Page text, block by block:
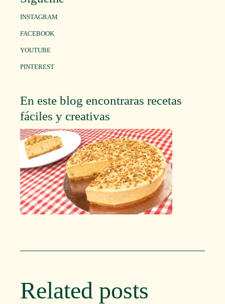
INSTAGRAM
FACEBOOK
YOUTUBE
PINTEREST
En este blog encontraras recetas
fáciles y creativas
Related posts